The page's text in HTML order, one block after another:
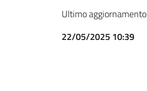
Ultimo aggiornamento
22/05/2025 10:39